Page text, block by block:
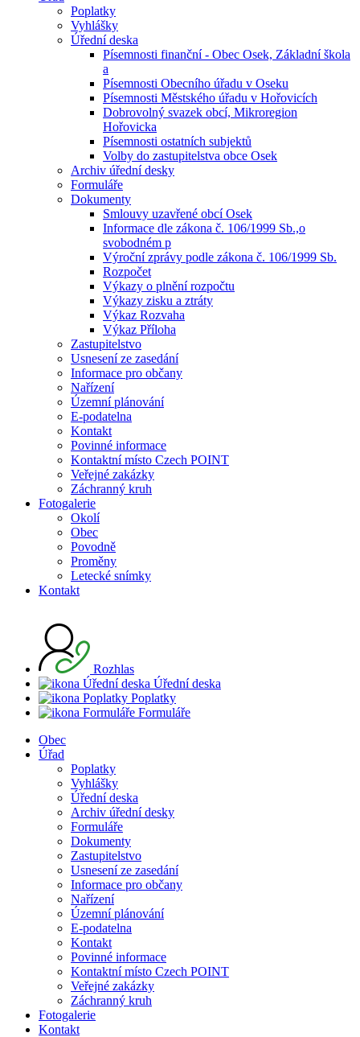
Poplatky
Vyhlášky
Úřední deska
Písemnosti finanční - Obec Osek, Základní škola
a
Písemnosti Obecního úřadu v Oseku
Písemnosti Městského úřadu v Hořovicích
Dobrovolný svazek obcí, Mikroregion
Hořovicka
Písemnosti ostatních subjektů
Volby do zastupitelstva obce Osek
Archiv úřední desky
Formuláře
Dokumenty
Smlouvy uzavřené obcí Osek
Informace dle zákona č. 106/1999 Sb.,o
svobodném p
Výroční zprávy podle zákona č. 106/1999 Sb.
Rozpočet
Výkazy o plnění rozpočtu
Výkazy zisku a ztráty
Výkaz Rozvaha
Výkaz Příloha
Zastupitelstvo
Usnesení ze zasedání
Informace pro občany
Nařízení
Územní plánování
E-podatelna
Kontakt
Povinné informace
Kontaktní místo Czech POINT
Veřejné zakázky
Záchranný kruh
Fotogalerie
Okolí
Obec
Povodně
Proměny
Letecké snímky
Kontakt
Rozhlas
Úřední deska
Poplatky
Formuláře
Obec
Úřad
Poplatky
Vyhlášky
Úřední deska
Archiv úřední desky
Formuláře
Dokumenty
Zastupitelstvo
Usnesení ze zasedání
Informace pro občany
Nařízení
Územní plánování
E-podatelna
Kontakt
Povinné informace
Kontaktní místo Czech POINT
Veřejné zakázky
Záchranný kruh
Fotogalerie
Kontakt